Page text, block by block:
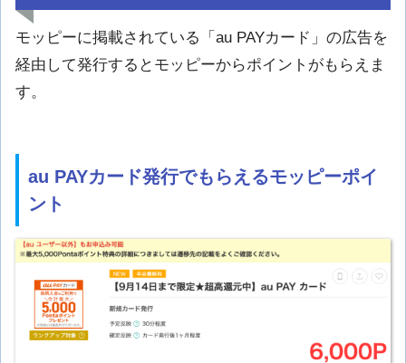
モッピーに掲載されている「au PAYカード」の広告を
経由して発行するとモッピーからポイントがもらえま
す。
au PAYカード発行でもらえるモッピーポイ
ント